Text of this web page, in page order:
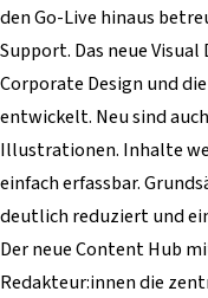
den Go-Live hinaus
Support. Das neue
Corporate Design und
entwickelt. Neu sind
Illustrationen. Inhalte
einfach erfassbar.
deutlich reduziert und
Der neue Content Hub
Redakteur:innen die